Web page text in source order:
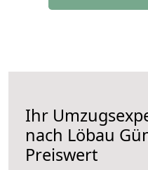
Ihr
nach Löbau
Preiswert